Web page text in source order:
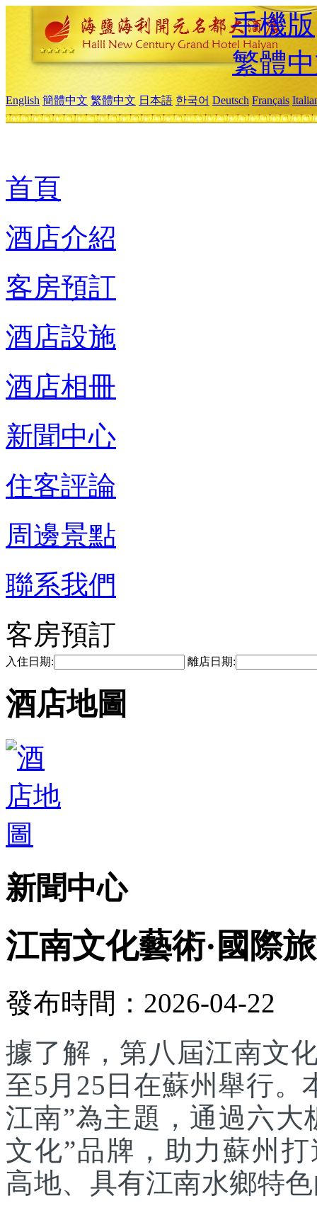
手機版
繁體
English 簡體中文 繁體中文 日本語 한국어 Deutsch Français
首頁
酒店介紹
客房預訂
酒店設施
酒店相冊
新聞中心
住客評論
周邊景點
聯系我們
客房預訂
入住日期: 離店日期:
酒店地圖
新聞中心
江南文化藝術·國際
發布時間：2026-04-22
據了解，第八屆江南文
至5月25日在蘇州舉行。
江南”為主題，通過六
文化”品牌，助力蘇州
高地、具有江南水鄉特